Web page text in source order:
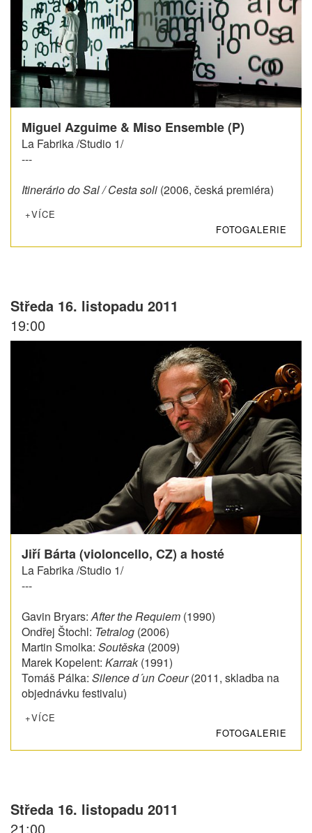
Miguel Azguime & Miso Ensemble (P)
La Fabrika /Studio 1/
---
Itinerário do Sal/ Cesta soli (2006, česká premiéra)
+VÍCE
FOTOGALERIE
Středa 16. listopadu 2011
19:00
Jiří Bárta (violoncello, CZ) a hosté
La Fabrika /Studio 1/
---
Gavin Bryars:After the Requiem (1990)
Ondřej Štochl: Tetralog (2006)
Martin Smolka: Soutěska (2009)
Marek Kopelent: Karrak(1991)
Tomáš Pálka: Silence d´un Coeur(2011, skladba na
objednávku festivalu)
+VÍCE
FOTOGALERIE
Středa 16. listopadu 2011
21:00